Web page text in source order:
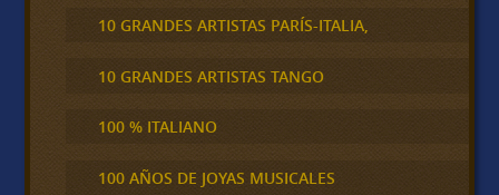
10 GRANDES ARTISTAS PARÍS-ITALIA,
10 GRANDES ARTISTAS TANGO
100 % ITALIANO
100 AÑOS DE JOYAS MUSICALES